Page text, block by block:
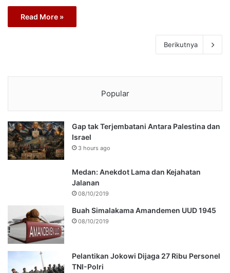
Read More »
Berikutnya
Popular
Gap tak Terjembatani Antara Palestina dan
Israel
3 hours ago
Medan: Anekdot Lama dan Kejahatan
Jalanan
08/10/2019
Buah Simalakama Amandemen UUD 1945
08/10/2019
Pelantikan Jokowi Dijaga 27 Ribu Personel
TNI-Polri